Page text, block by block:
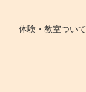
体験・教室ついて